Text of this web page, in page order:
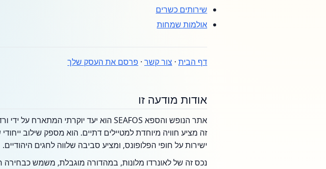
שירותים כשרים
אולמות שמחות
דף הבית · צור קשר · פרסם את העסק שלך
אודות מודעה זו
זה מציע חוויה מיוחדת למטיילים דתיים. הוא מספק שילוב
ישירות על חופי הפלופונס, ומציע סביבה שלווה לחגים היהודיים.
נכס זה של לאונרדו מלונות, במהדורה מוגבלת, משמש